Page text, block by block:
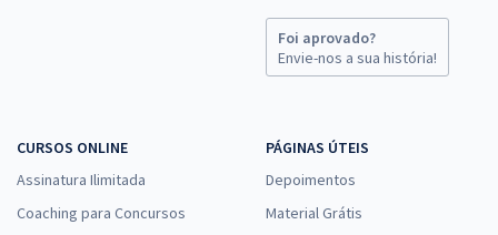
Foi aprovado?
Envie-nos a sua história!
CURSOS ONLINE
Assinatura Ilimitada
Coaching para Concursos
PÁGINAS ÚTEIS
Depoimentos
Material Grátis